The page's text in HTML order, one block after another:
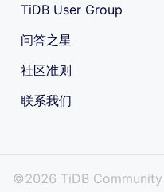
TiDB User Group
问答之星
社区准则
联系我们
©2026 TiDB Community